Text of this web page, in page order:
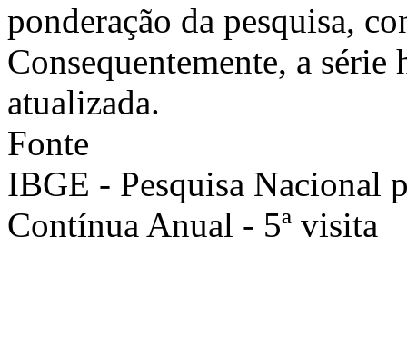
ponderação da pesquisa,
Consequentemente, a
atualizada.
Fonte
IBGE - Pesquisa Nacional
Contínua Anual - 5ª visita